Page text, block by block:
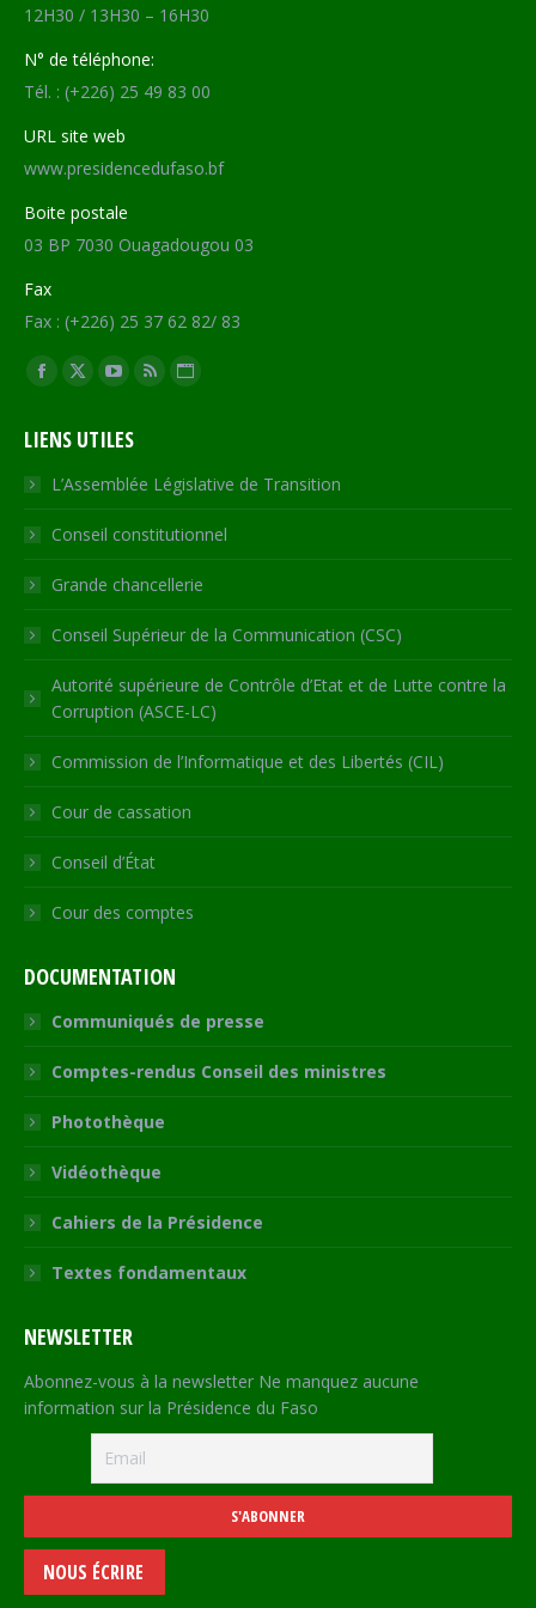
12H30 / 13H30 – 16H30
N° de téléphone:
Tél. : (+226) 25 49 83 00
URL site web
www.presidencedufaso.bf
Boite postale
03 BP 7030 Ouagadougou 03
Fax
Fax : (+226) 25 37 62 82/ 83
Trouvez nous sur :
Facebook
opens
in
new
window
X
opens
in
new
window
YouTube
opens
in
new
window
RSS
in
new
window
Site
opens
in
new
LIENS UTILES
L’Assemblée Législative de Transition
Conseil constitutionnel
Grande chancellerie
Conseil Supérieur de la Communication (CSC)
Autorité supérieure de Contrôle d’Etat et de Lutte contre la
Corruption (ASCE-LC)
Commission de l’Informatique et des Libertés (CIL)
Cour de cassation
Conseil d’État
Cour des comptes
DOCUMENTATION
Communiqués de presse
Comptes-rendus Conseil des ministres
Photothèque
Vidéothèque
Cahiers de la Présidence
Textes fondamentaux
NEWSLETTER
Abonnez-vous à la newsletter Ne manquez aucune
information sur la Présidence du Faso
NOUS ÉCRIRE